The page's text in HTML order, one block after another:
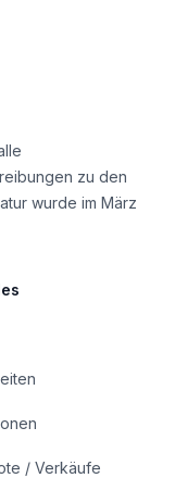
zu den
wurde im März
/ Verkäufe